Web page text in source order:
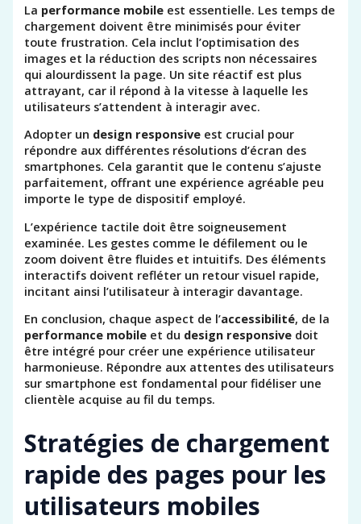
La performance mobile est essentielle. Les temps de
chargement doivent être minimisés pour éviter
toute frustration. Cela inclut l’optimisation des
images et la réduction des scripts non nécessaires
qui alourdissent la page. Un site réactif est plus
attrayant, car il répond à la vitesse à laquelle les
utilisateurs s’attendent à interagir avec.
Adopter un design responsive est crucial pour
répondre aux différentes résolutions d’écran des
smartphones. Cela garantit que le contenu s’ajuste
parfaitement, offrant une expérience agréable peu
importe le type de dispositif employé.
L’expérience tactile doit être soigneusement
examinée. Les gestes comme le défilement ou le
zoom doivent être fluides et intuitifs. Des éléments
interactifs doivent refléter un retour visuel rapide,
incitant ainsi l’utilisateur à interagir davantage.
En conclusion, chaque aspect de l’accessibilité, de la
performance mobile et du design responsive doit
être intégré pour créer une expérience utilisateur
harmonieuse. Répondre aux attentes des utilisateurs
sur smartphone est fondamental pour fidéliser une
clientèle acquise au fil du temps.
Stratégies de chargement
rapide des pages pour les
utilisateurs mobiles